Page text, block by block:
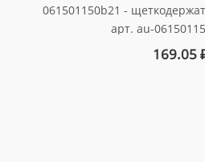
061501150b21 -
арт. au-
169.05